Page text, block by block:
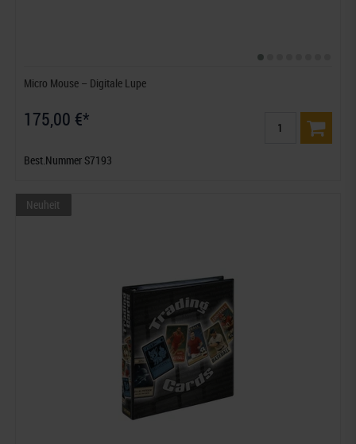
Micro Mouse – Digitale Lupe
175,00 €*
Best.Nummer S7193
Neuheit